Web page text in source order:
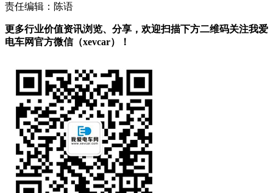
责任编辑：陈语
更多行业价值资讯浏览、分享，欢迎扫描下方二维码关注我爱
电车网官方微信（xevcar）！